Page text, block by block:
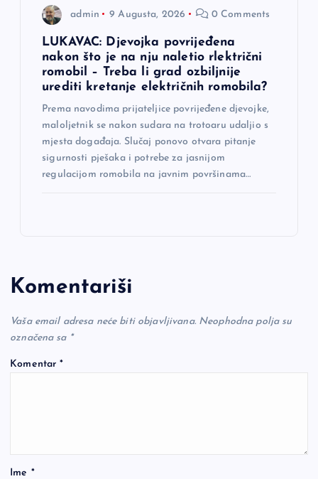
admin 9 Augusta, 2026 0 Comments
LUKAVAC: Djevojka povrijeđena
nakon što je na nju naletio rlektrični
romobil – Treba li grad ozbiljnije
urediti kretanje električnih romobila?
Prema navodima prijateljice povrijeđene djevojke,
maloljetnik se nakon sudara na trotoaru udaljio s
mjesta događaja. Slučaj ponovo otvara pitanje
sigurnosti pješaka i potrebe za jasnijom
regulacijom romobila na javnim površinama…
Komentariši
Vaša email adresa neće biti objavljivana. Neophodna polja su
označena sa *
Komentar*
Ime *